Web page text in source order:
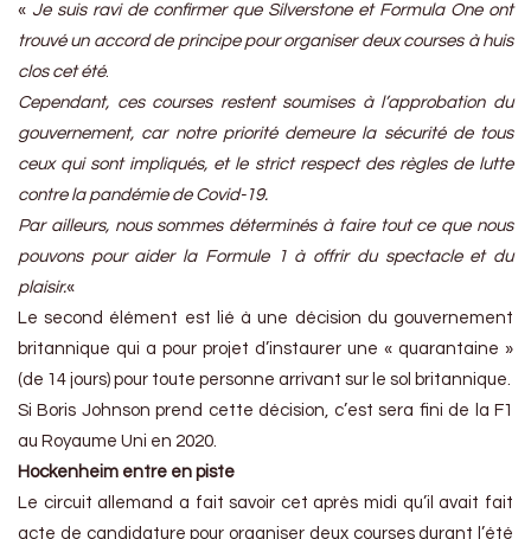
« Je suis ravi de confirmer que Silverstone et Formula One ont
trouvé un accord de principe pour organiser deux courses à huis
clos cet été.
Cependant, ces courses restent soumises à l’approbation du
gouvernement, car notre priorité demeure la sécurité de tous
ceux qui sont impliqués, et le strict respect des règles de lutte
contre la pandémie de Covid-19.
Par ailleurs, nous sommes déterminés à faire tout ce que nous
pouvons pour aider la Formule 1 à offrir du spectacle et du
plaisir.«
Le second élément est lié à une décision du gouvernement
britannique qui a pour projet d’instaurer une « quarantaine »
(de 14 jours) pour toute personne arrivant sur le sol britannique.
Si Boris Johnson prend cette décision, c’est sera fini de la F1
au Royaume Uni en 2020.
Hockenheim entre en piste
Le circuit allemand a fait savoir cet après midi qu’il avait fait
acte de candidature pour organiser deux courses durant l’été